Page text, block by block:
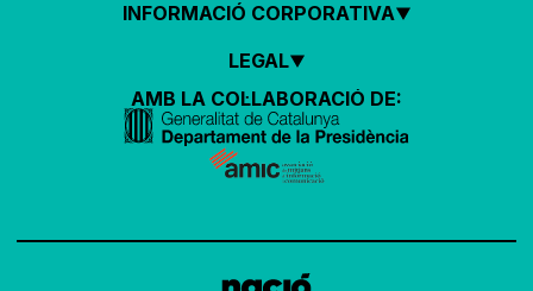
INFORMACIÓ CORPORATIVA
LEGAL
AMB LA COL·LABORACIÓ DE: